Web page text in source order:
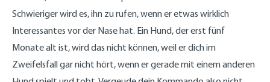
Schwieriger wird es, ihn zu rufen, wenn er etwas wirklich
Interessantes vor der Nase hat. Ein Hund, der erst fünf
Monate alt ist, wird das nicht können, weil er dich im
Zweifelsfall gar nicht hört, wenn er gerade mit einem anderen